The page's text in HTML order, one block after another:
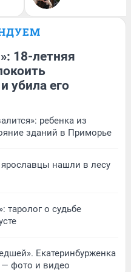
18-летняя
убила его
ребенка из
зданий в Приморье
нашли в лесу
таролог о судьбе
Екатеринбурженка
фото и видео